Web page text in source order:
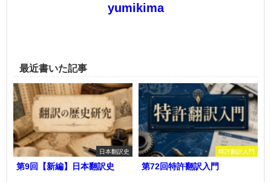
yumikima
最近書いた記事
日本翻訳史
第9回【新編】日本翻訳史
特許翻訳入門
第72回特許翻訳入門